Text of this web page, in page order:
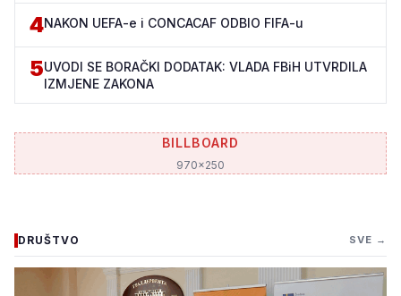
4NAKON UEFA-e i CONCACAF ODBIO FIFA-u
5UVODI SE BORAČKI DODATAK: VLADA FBiH UTVRDILA
IZMJENE ZAKONA
BILLBOARD
970x250
DRUŠTVO SVE →